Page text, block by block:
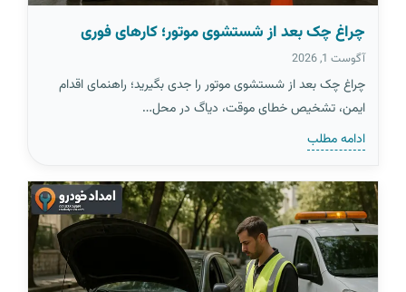
چراغ چک بعد از شستشوی موتور؛ کارهای فوری
آگوست 1, 2026
چراغ چک بعد از شستشوی موتور را جدی بگیرید؛ راهنمای اقدام
ایمن، تشخیص خطای موقت، دیاگ در محل…
ادامه مطلب